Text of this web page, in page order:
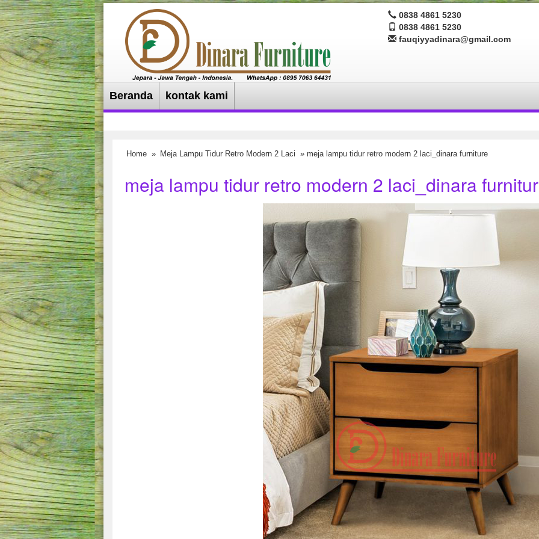
0838 4861 5230
0838 4861 5230
fauqiyyadinara@gmail.com
Beranda kontak kami
Home » Meja Lampu Tidur Retro Modern 2 Laci » meja lampu tidur retro modern 2 laci_dinara furniture
meja lampu tidur retro modern 2 laci_dinara